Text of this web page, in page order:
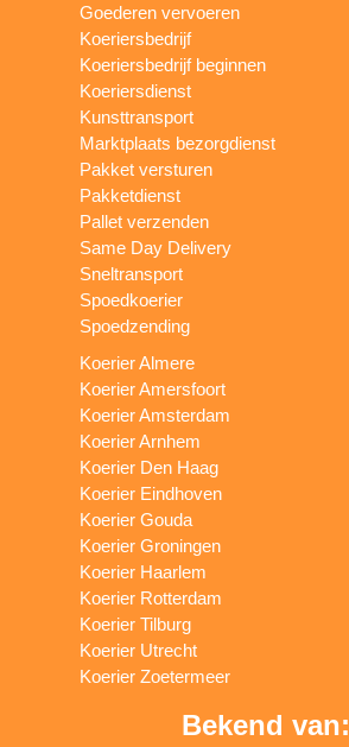
Goederen vervoeren
Koeriersbedrijf
Koeriersbedrijf beginnen
Koeriersdienst
Kunsttransport
Marktplaats bezorgdienst
Pakket versturen
Pakketdienst
Pallet verzenden
Same Day Delivery
Sneltransport
Spoedkoerier
Spoedzending
Koerier Almere
Koerier Amersfoort
Koerier Amsterdam
Koerier Arnhem
Koerier Den Haag
Koerier Eindhoven
Koerier Gouda
Koerier Groningen
Koerier Haarlem
Koerier Rotterdam
Koerier Tilburg
Koerier Utrecht
Koerier Zoetermeer
Bekend van: